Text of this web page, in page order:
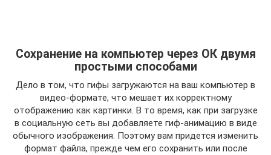
Сохранение на компьютер через ОК двумя
простыми способами
Дело в том, что гифы загружаются на ваш компьютер в
видео-формате, что мешает их корректному
отображению как картинки. В то время, как при загрузке
в социальную сеть вы добавляете гиф-анимацию в виде
обычного изображения. Поэтому вам придется изменить
формат файла, прежде чем его сохранить или после